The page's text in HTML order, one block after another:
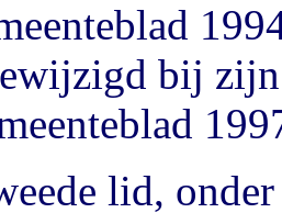
bij zijn
lid,